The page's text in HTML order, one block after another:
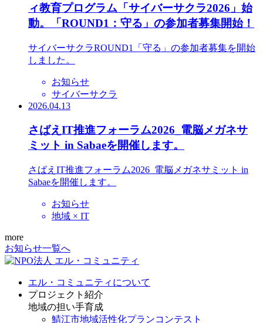
ィ教育プログラム「サイバーサクラ2026」始
動。「ROUND1：守る」の参加者募集開始！
サイバーサクラROUND1「守る」の参加者募集を開始
しました。
お知らせ
サイバーサクラ
2026.04.13
さばえIT推進フォーラム2026_電脳メガネサ
ミット in Sabaeを開催します。
さばえIT推進フォーラム2026_電脳メガネサミット in
Sabaeを開催します。
お知らせ
地域 × IT
more
お知らせ一覧へ
エル・コミュニティについて
プロジェクト紹介
地域の担い手育成
鯖江市地域活性化プランコンテスト